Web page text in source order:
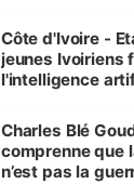
Côte d'Ivoire -
jeunes Ivoiriens
l'intelligence
Charles Blé
comprenne que
n’est pas la